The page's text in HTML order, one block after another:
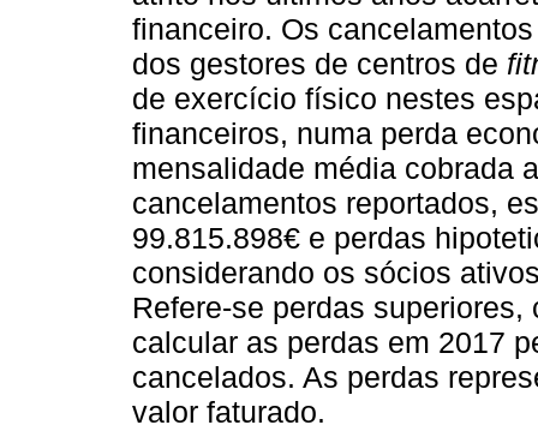
financeiro. Os
dos gestores de centros de
de exercício físico nestes
financeiros, numa perda
mensalidade média cobrada
cancelamentos reportados,
99.815.898€ e perdas
considerando os sócios
Refere-se perdas
calcular as perdas em 2017
cancelados. As perdas
valor faturado.